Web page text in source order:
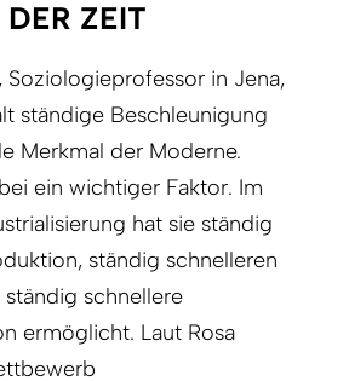
ZEIT
Soziologieprofessor in Jena,
ständige Beschleunigung
Merkmal der Moderne.
ein wichtiger Faktor. Im
hat sie ständig
ständig schnelleren
schnellere
ermöglicht. Laut Rosa